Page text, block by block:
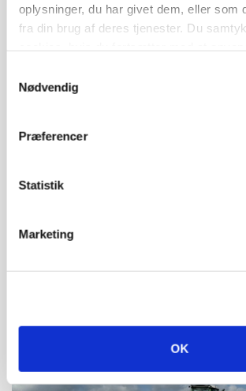
oplysninger, du har givet dem, eller som
fra din brug af deres tjenester. Du
Nødvendig
Præferencer
Statistik
Marketing
OK
Annonce
Loading...
Snart kan man søge tilskud til